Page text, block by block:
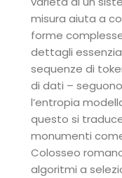
misura aiuta a
forme
dettagli
sequenze di
di dati –
l’entropia
questo si
monumenti
Colosseo
algoritmi a